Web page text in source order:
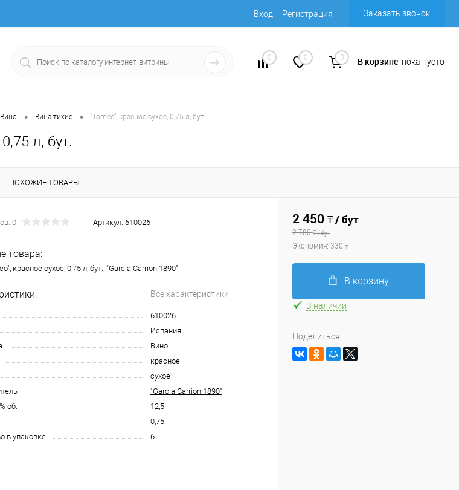
Вход Регистрация Заказать звонок
0 0 0 В корзине пока пусто
Вино • Вина тихие • "Torneo", красное сухое, 0,75 л, бут.
л, бут.
ПОХОЖИЕ ТОВАРЫ
0 Артикул: 610026
товара:
красное сухое, 0,75 л, бут., "Garcia Carrion 1890"
Все характеристики
610026
Испания
Вино
красное
сухое
"Garcia Carrion 1890"
об.
12,5
0,75
в упаковке
6
2 450 ₸ / бут
2 780₸ / бут
Экономия: 330 ₸
В корзину
В наличии
Поделиться